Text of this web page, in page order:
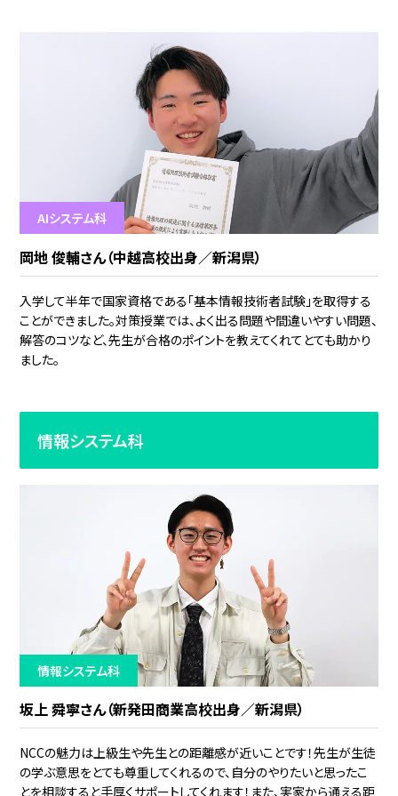
AIシステム科
岡地 俊輔さん（中越高校出身／新潟県）
入学して半年で国家資格である「基本情報技術者試験」を取得する
ことができました。対策授業では、よく出る問題や間違いやすい問題、
解答のコツなど、先生が合格のポイントを教えてくれてとても助かり
ました。
情報システム科
情報システム科
坂上 舜寧さん（新発田商業高校出身／新潟県）
NCCの魅力は上級生や先生との距離感が近いことです！先生が生徒
の学ぶ意思をとても尊重してくれるので、自分のやりたいと思ったこ
とを相談すると手厚くサポートしてくれます！また、実家から通える距